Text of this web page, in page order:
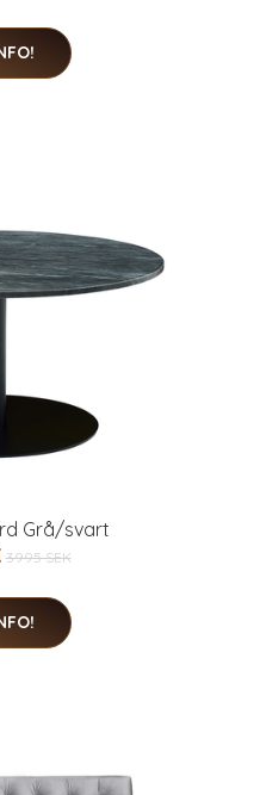
Grå/svart
3995 SEK